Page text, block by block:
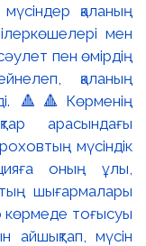
қаланың
мен
пен өмірдің
қаланың
🔺🔺Көрменің
арасындағы
мүсіндік
оның ұлы,
шығармалары
көрмеде тоғысуы
айшықтап, мүсін